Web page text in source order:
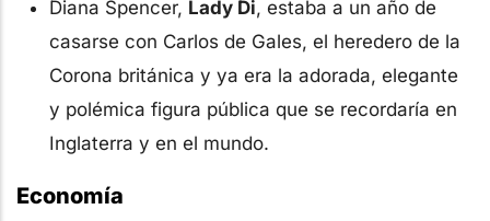
Diana Spencer, Lady Di, estaba a un año de
casarse con Carlos de Gales, el heredero de la
Corona británica y ya era la adorada, elegante
y polémica figura pública que se recordaría en
Inglaterra y en el mundo.
Economía